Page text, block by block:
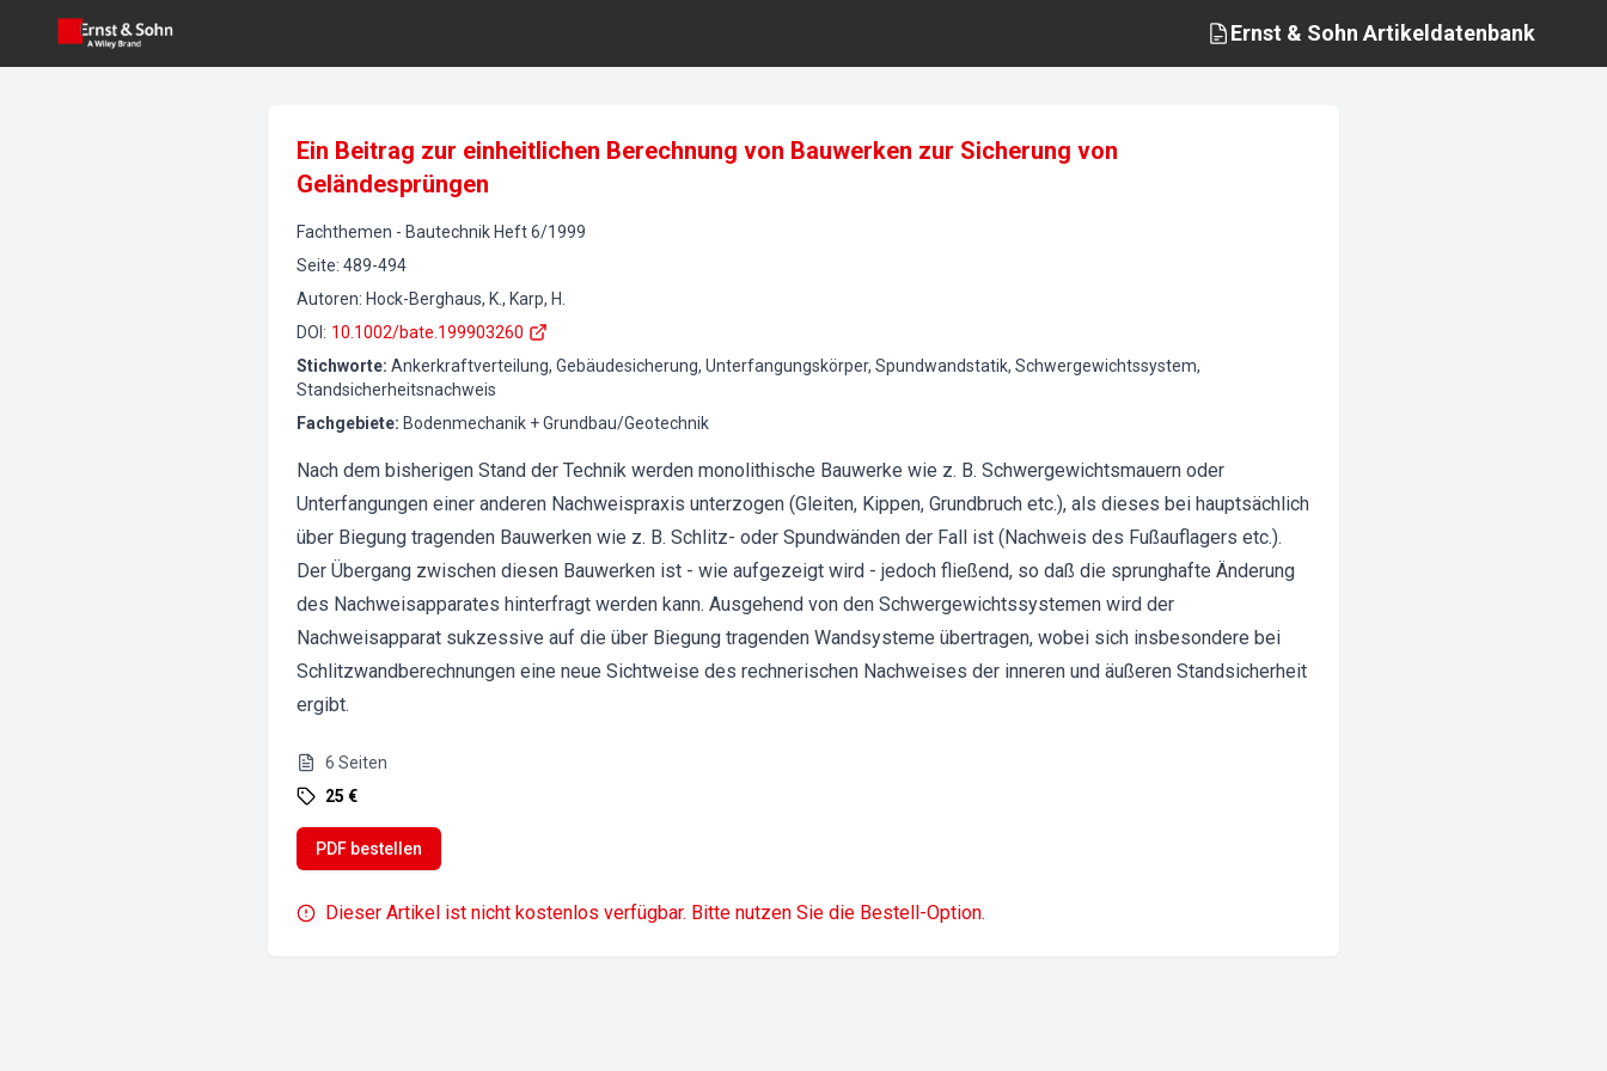
Ernst & Sohn Artikeldatenbank
Ein Beitrag zur einheitlichen Berechnung von Bauwerken zur Sicherung von
Geländesprüngen
Fachthemen - Bautechnik Heft6/1999
Seite: 489-494
Autoren: Hock-Berghaus, K., Karp, H.
DOI : 10.1002/bate.199903260
Stichworte: Ankerkraftverteilung, Gebäudesicherung, Unterfangungskörper, Spundwandstatik, Schwergewichtssystem,
Standsicherheitsnachweis
Fachgebiete: Bodenmechanik + Grundbau/Geotechnik
Nach dem bisherigen Stand der Technik werden monolithische Bauwerke wie z. B. Schwergewichtsmauern oder
Unterfangungen einer anderen Nachweispraxis unterzogen (Gleiten, Kippen, Grundbruch etc.), als dieses bei hauptsächlich
über Biegung tragenden Bauwerken wie z. B. Schlitz- oder Spundwänden der Fall ist (Nachweis des Fußauflagers etc.).
Der Übergang zwischen diesen Bauwerken ist - wie aufgezeigt wird - jedoch fließend, so daß die sprunghafte Änderung
des Nachweisapparates hinterfragt werden kann. Ausgehend von den Schwergewichtssystemen wird der
Nachweisapparat sukzessive auf die über Biegung tragenden Wandsysteme übertragen, wobei sich insbesondere bei
Schlitzwandberechnungen eine neue Sichtweise des rechnerischen Nachweises der inneren und äußeren Standsicherheit
ergibt.
6 Seiten
25 €
PDF bestellen
Dieser Artikel ist nicht kostenlos verfügbar. Bitte nutzen Sie die Bestell-Option.